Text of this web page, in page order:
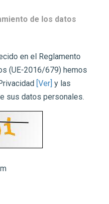
de los datos
en el Reglamento
(UE-2016/679) hemos
[Ver] y las
sus datos personales.